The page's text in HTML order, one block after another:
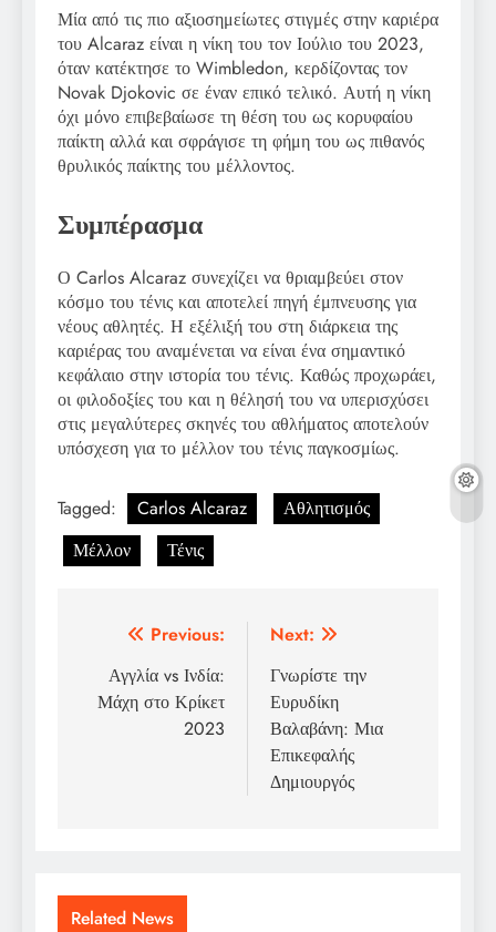
Μία από τις πιο αξιοσημείωτες στιγμές στην καριέρα
του Alcaraz είναι η νίκη του τον Ιούλιο του 2023,
όταν κατέκτησε το Wimbledon, κερδίζοντας τον
Novak Djokovic σε έναν επικό τελικό. Αυτή η νίκη
όχι μόνο επιβεβαίωσε τη θέση του ως κορυφαίου
παίκτη αλλά και σφράγισε τη φήμη του ως πιθανός
θρυλικός παίκτης του μέλλοντος.
Συμπέρασμα
Ο Carlos Alcaraz συνεχίζει να θριαμβεύει στον
κόσμο του τένις και αποτελεί πηγή έμπνευσης για
νέους αθλητές. Η εξέλιξή του στη διάρκεια της
καριέρας του αναμένεται να είναι ένα σημαντικό
κεφάλαιο στην ιστορία του τένις. Καθώς προχωράει,
οι φιλοδοξίες του και η θέλησή του να υπερισχύσει
στις μεγαλύτερες σκηνές του αθλήματος αποτελούν
υπόσχεση για το μέλλον του τένις παγκοσμίως.
Tagged: Carlos Alcaraz
Αθλητισμός
Μέλλον
Τένις
Post
navigation
Previous:
Αγγλία vs Ινδία:
Μάχη στο Κρίκετ
2023
Next:
Γνωρίστε την
Ευρυδίκη
Βαλαβάνη: Μια
Επικεφαλής
Δημιουργός
Related News